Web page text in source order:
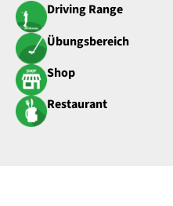
Driving Range
Übungsbereich
Shop
Restaurant